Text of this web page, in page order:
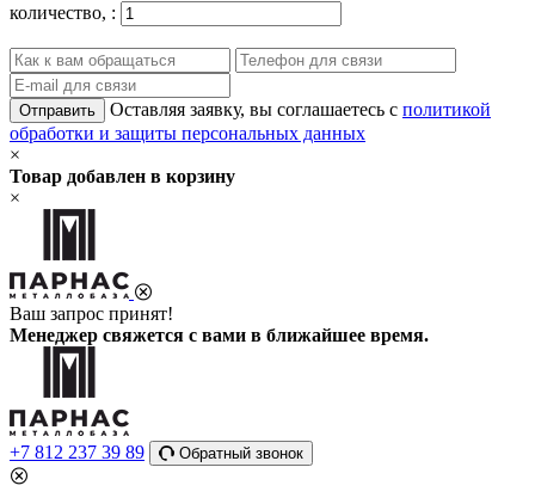
количество, :
Отправить Оставляя заявку, вы соглашаетесь с политикой
обработки и защиты персональных данных
×
Товар добавлен в корзину
×
Ваш запрос принят!
Менеджер свяжется с вами в ближайшее время.
+7 812 237 39 89 Обратный звонок